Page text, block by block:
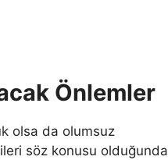
Önlemler
olsa da olumsuz
söz konusu olduğunda